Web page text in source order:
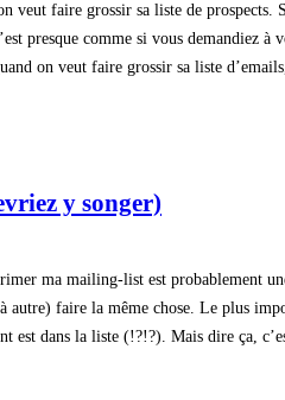
faire grossir sa liste de prospects.
presque comme si vous demandiez
on veut faire grossir sa liste
y songer)
ma mailing-list est probablement
faire la même chose. Le plus
est dans la liste (!?!?). Mais dire ça,